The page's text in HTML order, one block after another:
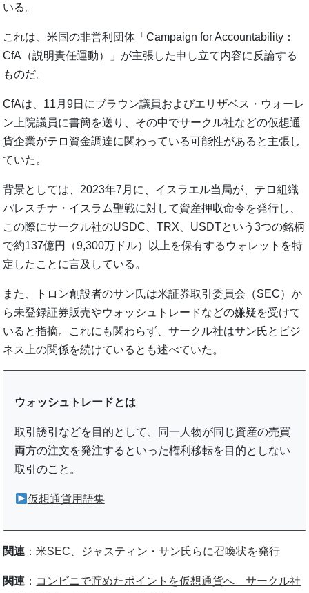
いる。
これは、米国の非営利団体「Campaign for Accountability：
CfA（説明責任運動）」が主張した申し立て内容に反論する
ものだ。
CfAは、11月9日にブラウン議員およびエリザベス・ウォーレ
ン上院議員に書簡を送り、その中でサークル社などの仮想通
貨企業がテロ資金調達に関わっている可能性があると主張し
ていた。
背景としては、2023年7月に、イスラエル当局が、テロ組織
パレスチナ・イスラム聖戦に対して資産押収命令を発行し、
この際にサークル社のUSDC、TRX、USDTという3つの銘柄
で約137億円（9,300万ドル）以上を保有するウォレットを特
定したことに言及している。
また、トロン創設者のサン氏は米証券取引委員会（SEC）か
ら未登録証券販売やウォッシュトレードなどの嫌疑を受けて
いると指摘。これにも関わらず、サークル社はサン氏とビジ
ネス上の関係を続けているとも述べていた。
ウォッシュトレードとは
取引誘引などを目的として、同一人物が同じ資産の売買
両方の注文を発注するといった権利移転を目的としない
取引のこと。
仮想通貨用語集
関連 ：米SEC、ジャスティン・サン氏らに召喚状を発行
関連 ： コンビニで貯めたポイントを仮想通貨へ サークル社